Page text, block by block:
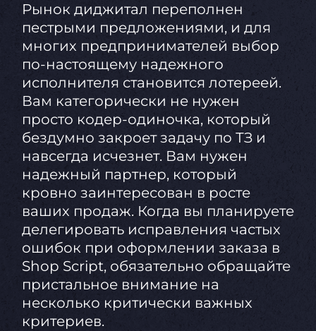
Рынок диджитал переполнен
пестрыми предложениями, и для
многих предпринимателей выбор
по-настоящему надежного
исполнителя становится лотереей.
Вам категорически не нужен
просто кодер-одиночка, который
бездумно закроет задачу по ТЗ и
навсегда исчезнет. Вам нужен
надежный партнер, который
кровно заинтересован в росте
ваших продаж. Когда вы планируете
делегировать исправления частых
ошибок при оформлении заказа в
Shop Script, обязательно обращайте
пристальное внимание на
несколько критически важных
критериев.